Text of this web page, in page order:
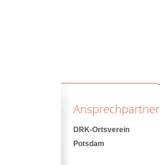
Ansprechpartner
DRK-Ortsverein
Potsdam